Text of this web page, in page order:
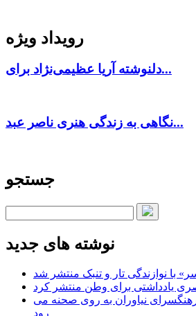
رویداد ویژه
دلنوشته آریا عظیمی‌نژاد برای...
نگاهی به زندگی هنری ناصر عبد...
جستجو
نوشته های جدید
با نوازندگی تار و تنبک منتشر شد
یادداشتی برای وطن منتشر کرد
نیاوران به روی صحنه می
رود